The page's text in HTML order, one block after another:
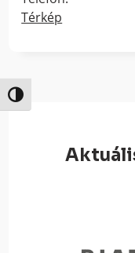
Nagy kontraszt váltása
Térkép